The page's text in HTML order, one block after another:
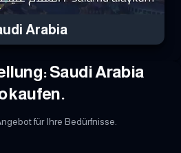
Arabia
Saudi Arabia
kaufen.
für Ihre Bedürfnisse.